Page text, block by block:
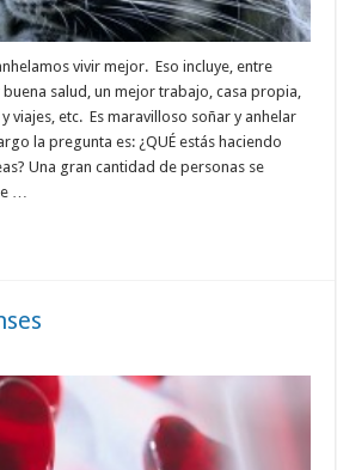
vivir mejor. Eso incluye, entre
salud, un mejor trabajo, casa propia,
viajes, etc. Es maravilloso soñar y anhelar
la pregunta es: ¿QUÉ estás haciendo
Una gran cantidad de personas se
…